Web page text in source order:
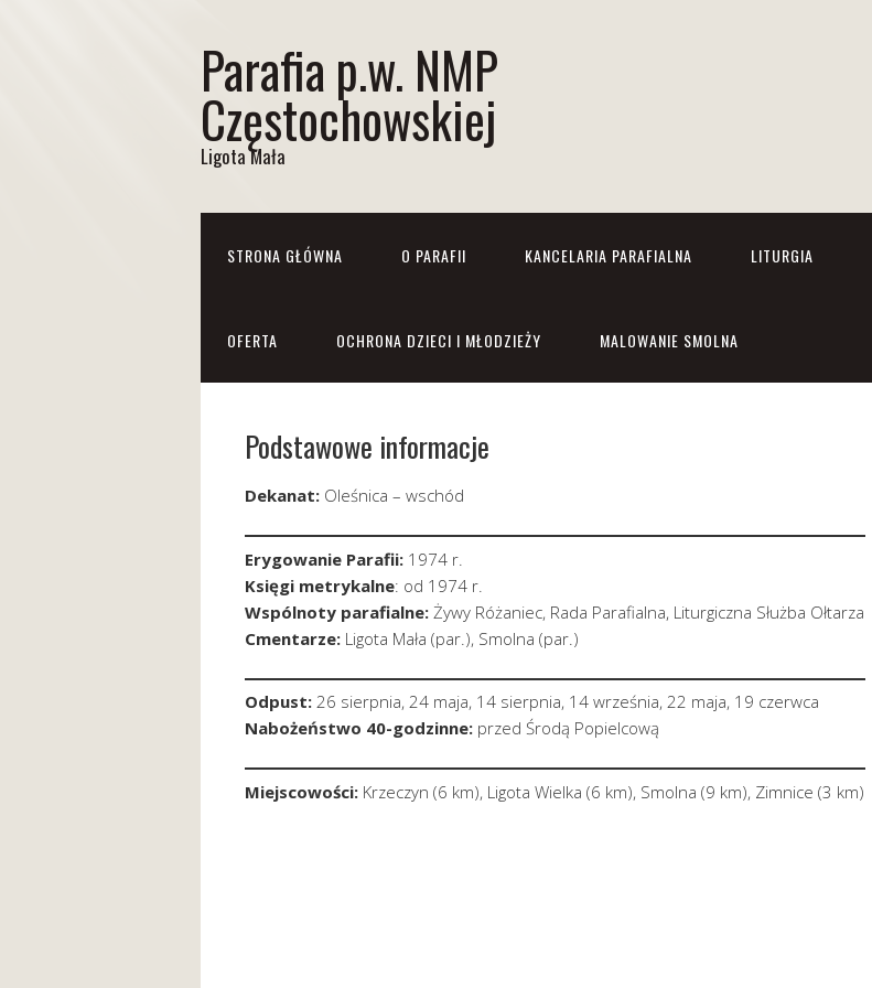
Parafia p.w. NMP
Częstochowskiej
Ligota Mała
STRONA GŁÓWNA O PARAFII KANCELARIA PARAFIALNA LITURGIA
OFERTA OCHRONA DZIECI I MŁODZIEŻY MALOWANIE SMOLNA
Podstawowe informacje
Dekanat: Oleśnica – wschód
Erygowanie Parafii: 1974 r.
Księgi metrykalne: od 1974 r.
Wspólnoty parafialne: Żywy Różaniec, Rada Parafialna, Liturgiczna Służba Ołtarza
Cmentarze: Ligota Mała (par.), Smolna (par.)
Odpust: 26 sierpnia, 24 maja, 14 sierpnia, 14 września, 22 maja, 19 czerwca
Nabożeństwo 40-godzinne: przed Środą Popielcową
Miejscowości: Krzeczyn (6 km), Ligota Wielka (6 km), Smolna (9 km), Zimnice (3 km)